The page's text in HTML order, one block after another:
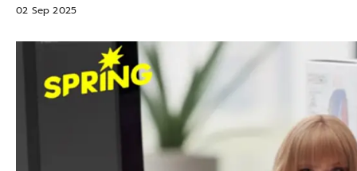
02 Sep 2025